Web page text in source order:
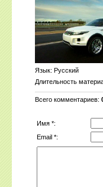
Язык: Русский
Длительность
Всего комментариев:
Имя *:
Email *: